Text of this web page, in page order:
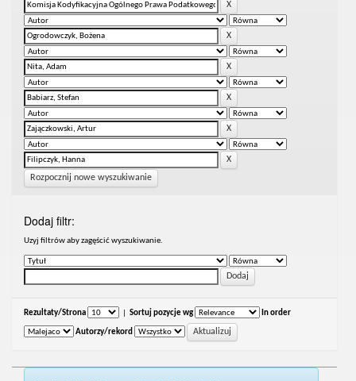
Rozpocznij nowe wyszukiwanie
Dodaj filtr:
Uzyj filtrów aby zagęścić wyszukiwanie.
Rezultaty/Strona Sortuj pozycje wg In order
Autorzy/rekord